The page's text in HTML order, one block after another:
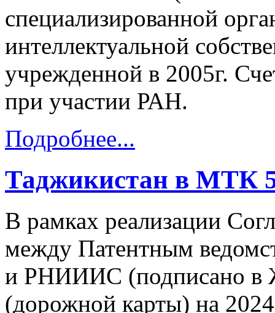
специализированной
интеллектуальной
учрежденной в 2005г.
при участии РАН.
Подробнее...
Таджикистан в МТК
В рамках реализации
между Патентным
и РНИИИС (подписано в
(дорожной карты) на